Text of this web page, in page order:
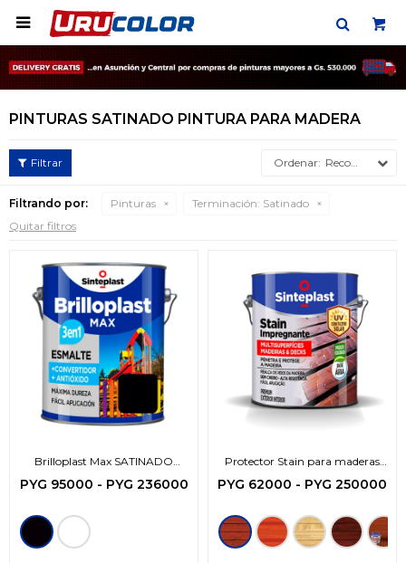

PINTURAS SATINADO PINTURA PARA MADERA
Recomendados
Filtrando por: Pinturas Terminación: Satinado
Quitar filtros
Brilloplast Max SATINADO
-3en1-
PYG 95000 - PYG 236000
Protector Stain para maderas
Base Agua
PYG 62000 - PYG 250000